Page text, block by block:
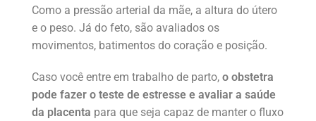
Como a pressão arterial da mãe, a altura do útero
e o peso. Já do feto, são avaliados os
movimentos, batimentos do coração e posição.
Caso você entre em trabalho de parto, o obstetra
pode fazer o teste de estresse e avaliar a saúde
da placenta para que seja capaz de manter o fluxo